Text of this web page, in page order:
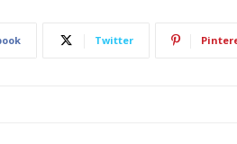
Twitter